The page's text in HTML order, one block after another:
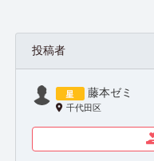
投稿者
藤本ゼミ
千代田区